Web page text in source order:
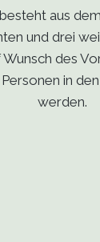
aus
und drei
des
in
werden.